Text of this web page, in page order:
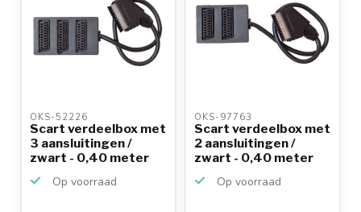
OKS-52226
Scart verdeelbox met
3 aansluitingen /
zwart - 0,40 meter
Op voorraad
OKS-97763
Scart verdeelbox met
2 aansluitingen /
zwart - 0,40 meter
Op voorraad